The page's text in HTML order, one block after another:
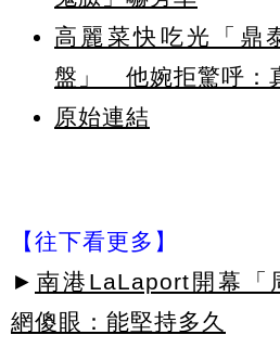
高麗菜快吃光「鼎
盤」 他婉拒驚呼：
原始連結
【往下看更多】
► 南港LaLaport開幕「
網傻眼：能堅持多久